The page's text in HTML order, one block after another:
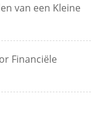
van een Kleine
Financiële